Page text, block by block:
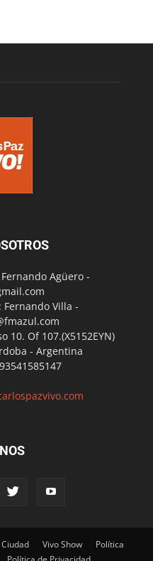
Agüero -
Villa -
10. Of 107.(X5152EYN)
- Argentina
Ciudad Vivo Show
Política